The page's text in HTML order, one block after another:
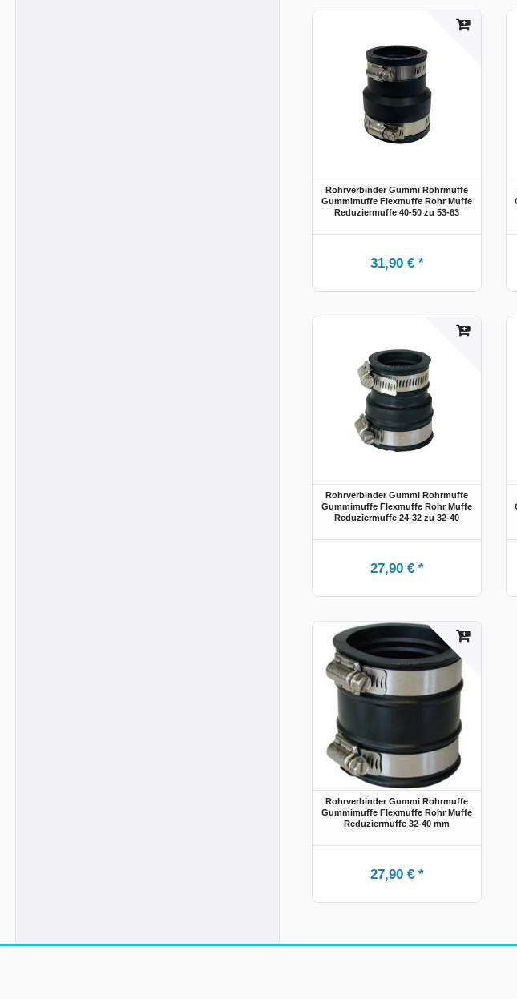
Rohrverbinder Gummi Rohrmuffe
Gummimuffe Flexmuffe Rohr Muffe
Reduziermuffe 40-50 zu 53-63
31,90 € *
Rohrverbinder Gummi Rohrmuffe
Gummimuffe Flexmuffe Rohr Muffe
Reduziermuffe 24-32 zu 32-40
27,90 € *
Rohrverbinder Gummi Rohrmuffe
Gummimuffe Flexmuffe Rohr Muffe
Reduziermuffe 32-40 mm
27,90 € *